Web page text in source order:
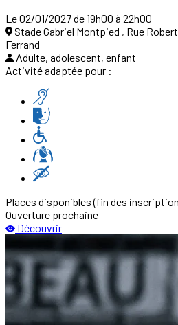
Le 02/01/2027 de 19h00 à 22h00
Stade Gabriel Montpied , Rue
Ferrand
Adulte, adolescent, enfant
Activité adaptée pour :
Places disponibles(fin des
Ouverture prochaine
Découvrir